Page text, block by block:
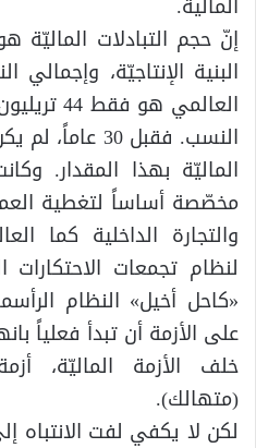
إنّ حجم التبادلات الماليّة
البنية الإنتاجيّة،
العالمي
النسب. فقبل 30
الماليّة بهذا المقدار.
مخصّصة أساساً لتغطية
والتجارة الداخلية كما
لنظام تجمعات
«كاحل أخيل» النظام
على الأزمة أن تبدأ فعلياً
خلف الأزمة الماليّة،
(متهالك).
لكن لا يكفي لفت الانتباه